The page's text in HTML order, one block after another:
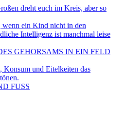
dreht euch im Kreis, aber so
wenn ein Kind nicht in den
Intelligenz ist manchmal leise
GEHORSAMS IN EIN FELD
Konsum und Eitelkeiten das
FUSS